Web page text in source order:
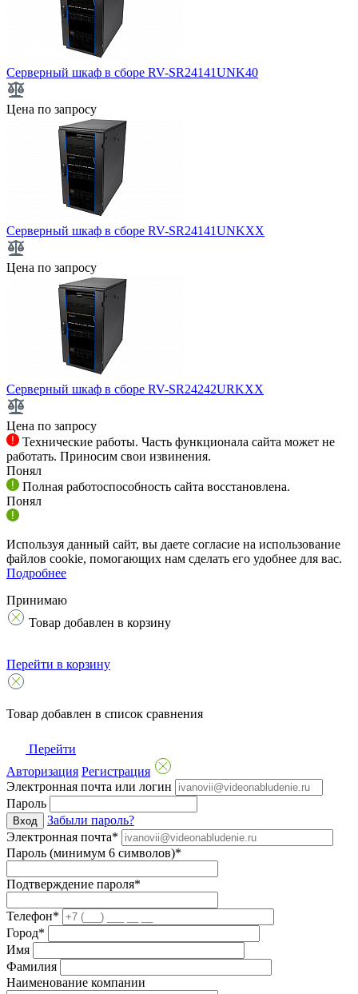
Серверный шкаф в сборе RV-SR24141UNK40
Цена по запросу
Серверный шкаф в сборе RV-SR24141UNKXX
Цена по запросу
Серверный шкаф в сборе RV-SR24242URKXX
Цена по запросу
Технические работы. Часть функционала сайта может не
работать. Приносим свои извинения.
Понял
Полная работоспособность сайта восстановлена.
Понял
Используя данный сайт, вы даете согласие на использование
файлов cookie, помогающих нам сделать его удобнее для вас.
Подробнее
Принимаю
Товар добавлен в корзину
Перейти в корзину
Товар добавлен в список сравнения
Перейти
Авторизация Регистрация
Электронная почта или логин
Пароль
Вход
Забыли пароль?
Электронная почта*
Пароль (минимум 6 символов)*
Подтверждение пароля*
Телефон*
Город*
Имя
Фамилия
Наименование компании